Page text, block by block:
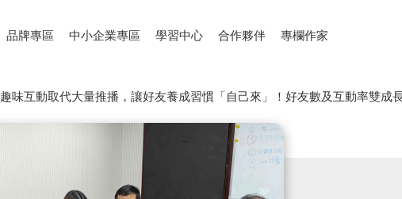
品牌專區 中小企業專區 學習中心 合作夥伴 專欄作家
趣味互動取代大量推播，讓好友養成習慣「自己來」！好友數及互動率雙成